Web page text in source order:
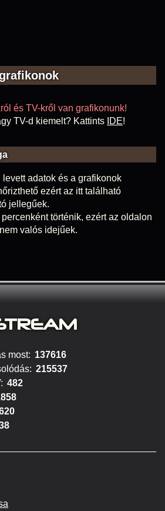
és TV-kről van grafikonunk!
TV-d kiemelt? Kattints IDE!
adatok és a grafikonok
ezért az itt található
jellegűek.
történik, ezért az oldalon
valós idejűek.
TREAM
most: 137616
215537
482